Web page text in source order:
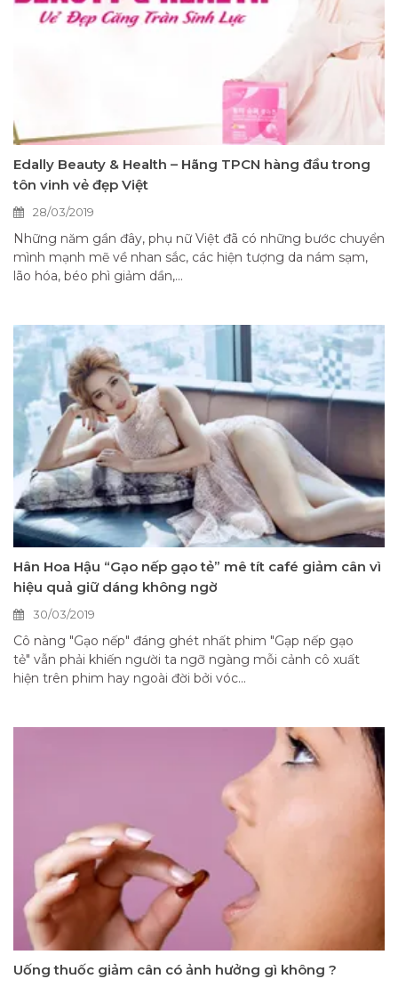
Edally Beauty & Health – Hãng TPCN hàng đầu trong
tôn vinh vẻ đẹp Việt
28/03/2019
Những năm gần đây, phụ nữ Việt đã có những bước chuyển
mình mạnh mẽ về nhan sắc, các hiện tượng da nám sạm,
lão hóa, béo phì giảm dần,...
Hân Hoa Hậu “Gạo nếp gạo tẻ” mê tít café giảm cân vì
hiệu quả giữ dáng không ngờ
30/03/2019
Cô nàng "Gạo nếp" đáng ghét nhất phim "Gạp nếp gạo
tẻ" vẫn phải khiến người ta ngỡ ngàng mỗi cảnh cô xuất
hiện trên phim hay ngoài đời bởi vóc...
Uống thuốc giảm cân có ảnh hưởng gì không ?